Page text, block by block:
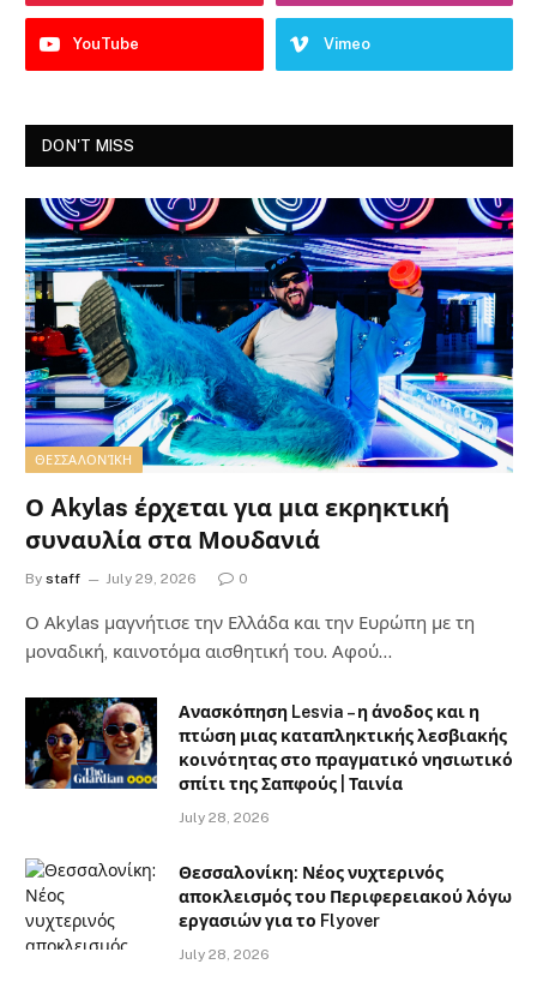
YouTube Vimeo
DON'T MISS
ΘΕΣΣΑΛΟΝΊΚΗ
Ο Akylas έρχεται για μια εκρηκτική
συναυλία στα Μουδανιά
By staff July 29, 2026 0
Ο Αkylas μαγνήτισε την Ελλάδα και την Ευρώπη με τη
μοναδική, καινοτόμα αισθητική του. Αφού…
Ανασκόπηση Lesvia – η άνοδος και η
πτώση μιας καταπληκτικής λεσβιακής
κοινότητας στο πραγματικό νησιωτικό
σπίτι της Σαπφούς | Ταινία
July 28, 2026
Θεσσαλονίκη: Νέος νυχτερινός
αποκλεισμός του Περιφερειακού λόγω
εργασιών για το Flyover
July 28, 2026